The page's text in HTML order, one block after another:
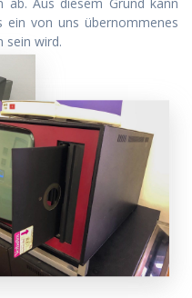
ein von uns übernommenes
sein wird.